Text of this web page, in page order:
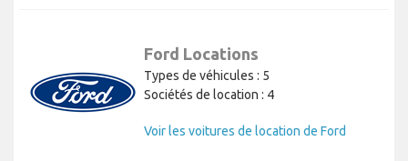
Ford Locations
Types de véhicules : 5
Sociétés de location : 4
Voir les voitures de location de Ford